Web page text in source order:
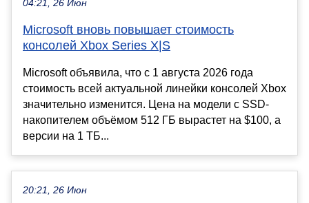
04:21, 26 Июн
Microsoft вновь повышает стоимость
консолей Xbox Series X|S
Microsoft объявила, что с 1 августа 2026 года
стоимость всей актуальной линейки консолей Xbox
значительно изменится. Цена на модели с SSD-
накопителем объёмом 512 ГБ вырастет на $100, а
версии на 1 ТБ...
20:21, 26 Июн